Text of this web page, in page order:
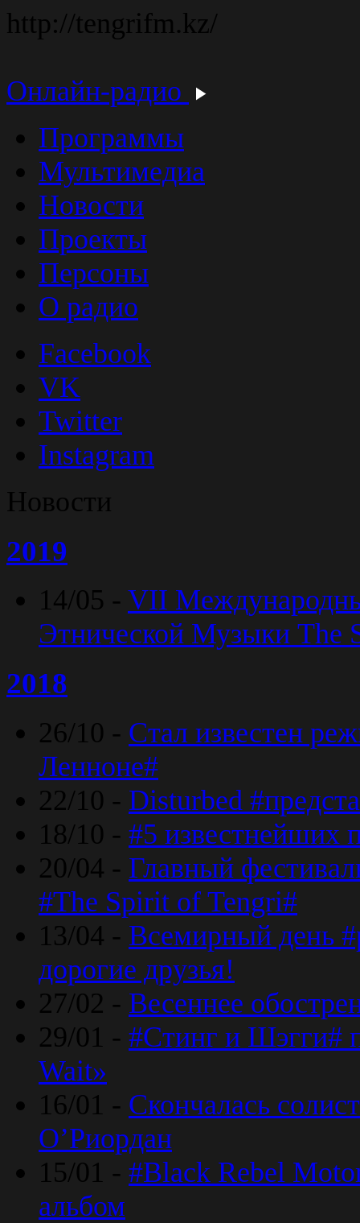
http://tengrifm.kz/
Онлайн-радио
Программы
Мультимедиа
Новости
Проекты
Персоны
О радио
Facebook
VK
Twitter
Instagram
Новости
2019
14/05 - VII
Этнической Музыки The
2018
26/10 - Стал известен
Ленноне#
22/10 - Disturbed
18/10 - #5 известнейших
20/04 - Главный
#The Spirit of Tengri#
13/04 - Всемирный день
дорогие друзья!
27/02 - Весеннее
29/01 - #Стинг и Шэгги#
Wait»
16/01 - Скончалась
O’Риордан
15/01 - #Black Rebel
альбом